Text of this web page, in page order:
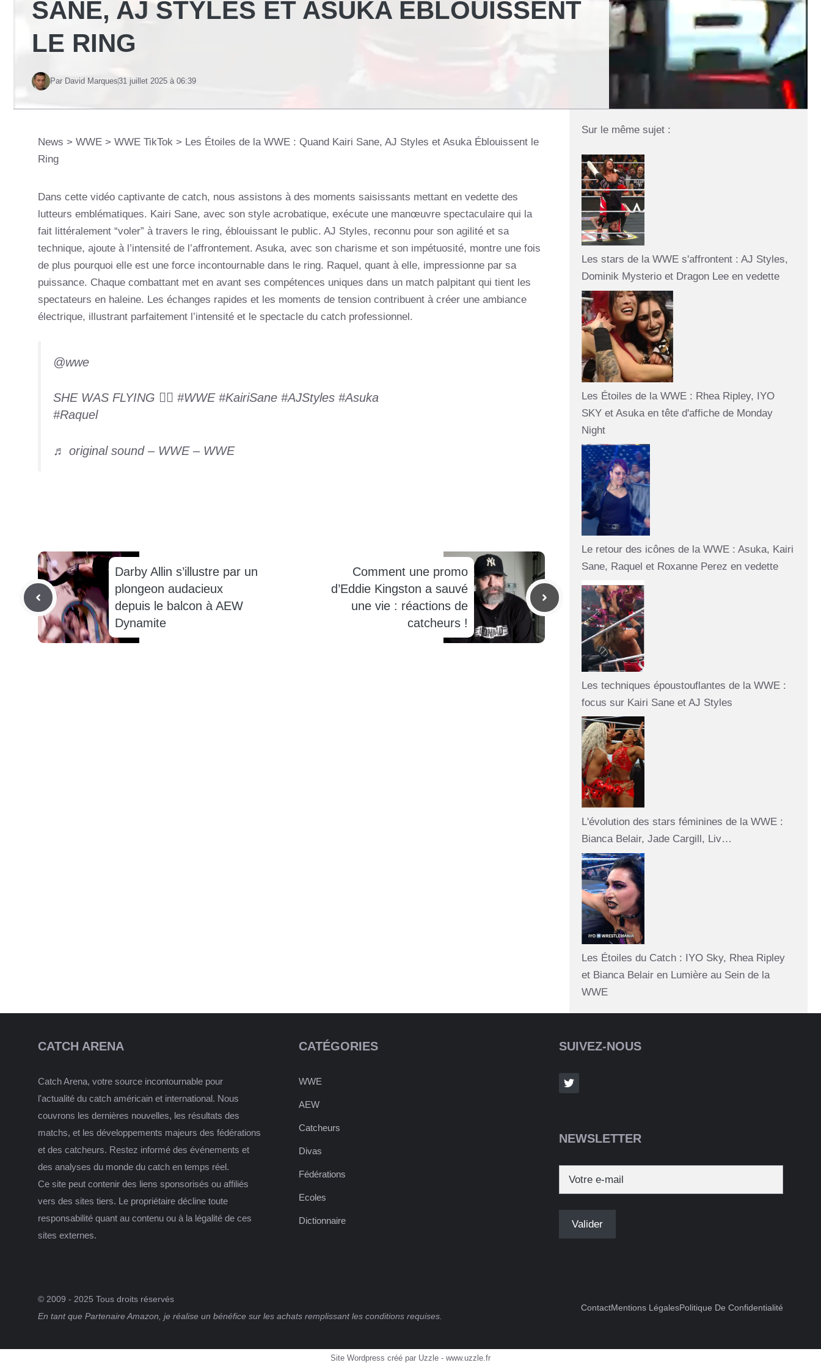
SANE, AJ STYLES ET ASUKA ÉBLOUISSENT
LE RING
Par David Marques31 juillet 2025 à 06:39
News > WWE > WWE TikTok > Les Étoiles de la WWE : Quand Kairi Sane, AJ Styles et Asuka Éblouissent le
Ring
Dans cette vidéo captivante de catch, nous assistons à des moments saisissants mettant en vedette des
lutteurs emblématiques. Kairi Sane, avec son style acrobatique, exécute une manœuvre spectaculaire qui la
fait littéralement “voler” à travers le ring, éblouissant le public. AJ Styles, reconnu pour son agilité et sa
technique, ajoute à l’intensité de l’affrontement. Asuka, avec son charisme et son impétuosité, montre une fois
de plus pourquoi elle est une force incontournable dans le ring. Raquel, quant à elle, impressionne par sa
puissance. Chaque combattant met en avant ses compétences uniques dans un match palpitant qui tient les
spectateurs en haleine. Les échanges rapides et les moments de tension contribuent à créer une ambiance
électrique, illustrant parfaitement l’intensité et le spectacle du catch professionnel.
@wwe
SHE WAS FLYING 😮‍💨 #WWE #KairiSane #AJStyles #Asuka
#Raquel
♬ original sound – WWE – WWE
Darby Allin s’illustre par un
plongeon audacieux
depuis le balcon à AEW
Dynamite
Comment une promo
d’Eddie Kingston a sauvé
une vie : réactions de
catcheurs !
Sur le même sujet :
Les stars de la WWE s'affrontent : AJ Styles,
Dominik Mysterio et Dragon Lee en vedette
Les Étoiles de la WWE : Rhea Ripley, IYO
SKY et Asuka en tête d'affiche de Monday
Night
Le retour des icônes de la WWE : Asuka, Kairi
Sane, Raquel et Roxanne Perez en vedette
Les techniques époustouflantes de la WWE :
focus sur Kairi Sane et AJ Styles
L'évolution des stars féminines de la WWE :
Bianca Belair, Jade Cargill, Liv…
Les Étoiles du Catch : IYO Sky, Rhea Ripley
et Bianca Belair en Lumière au Sein de la
WWE
CATCH ARENA
Catch Arena, votre source incontournable pour
l'actualité du catch américain et international. Nous
couvrons les dernières nouvelles, les résultats des
matchs, et les développements majeurs des fédérations
et des catcheurs. Restez informé des événements et
des analyses du monde du catch en temps réel.
Ce site peut contenir des liens sponsorisés ou affiliés
vers des sites tiers. Le propriétaire décline toute
responsabilité quant au contenu ou à la légalité de ces
sites externes.
CATÉGORIES
WWE
AEW
Catcheurs
Divas
Fédérations
Ecoles
Dictionnaire
SUIVEZ-NOUS
NEWSLETTER
© 2009 - 2025 Tous droits réservés
En tant que Partenaire Amazon, je réalise un bénéfice sur les achats remplissant les conditions requises.
ContactMentions LégalesPolitique De Confidentialité
Site Wordpress créé par Uzzle - www.uzzle.fr